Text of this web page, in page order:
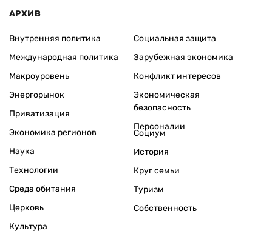
АРХИВ
Внутренняя политика
Международная политика
Макроуровень
Энергорынок
Приватизация
Экономика регионов
Социальная защита
Зарубежная экономика
Конфликт интересов
Экономическая
безопасность
Персоналии
Наука
Технологии
Среда обитания
Церковь
Культура
Социум
История
Круг семьи
Туризм
Собственность